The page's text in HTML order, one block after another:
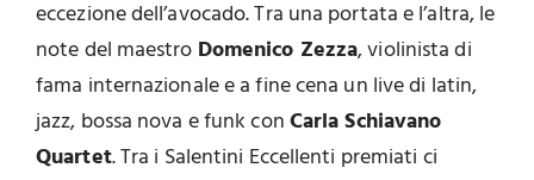
eccezione dell’avocado. Tra una portata e l’altra, le
note del maestro Domenico Zezza, violinista di
fama internazionale e a fine cena un live di latin,
jazz, bossa nova e funk conCarla Schiavano
Quartet. Tra i Salentini Eccellenti premiati ci